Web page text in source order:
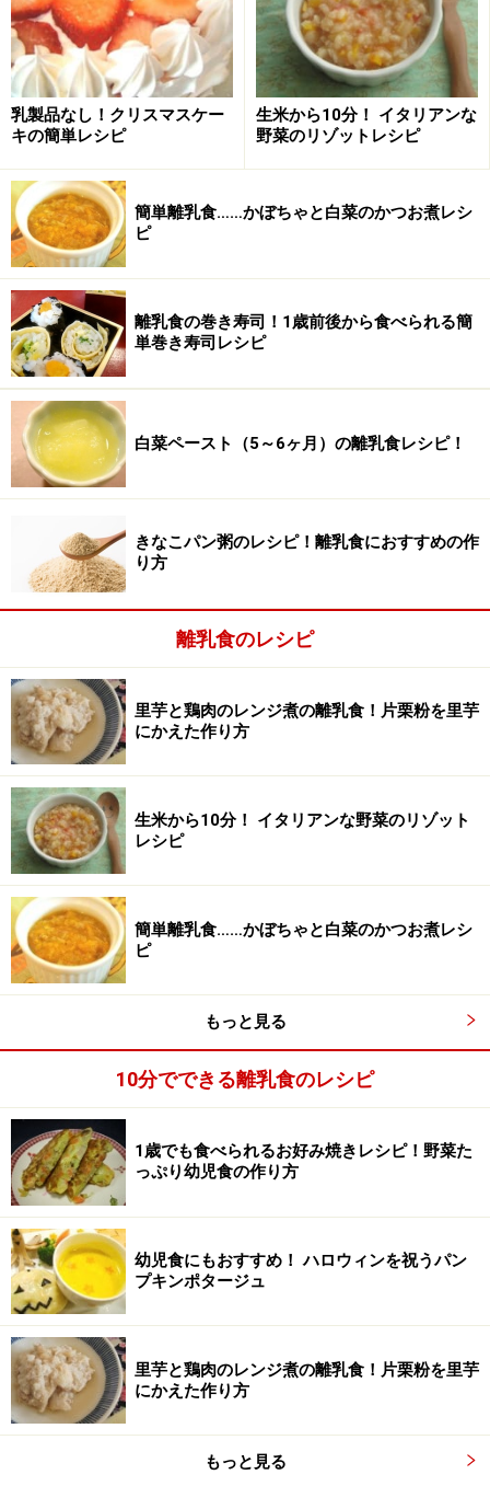
は洗っておきます。
白菜はこの時点で切ってもいいのですが、電子レンジ加
熱によりやわらかくなるのは葉を全部茹でた時かと感じ
たので、今回は加熱してから切ります。
電子レンジ用の耐熱調理容器にいれ、加熱する
材料すべてと水100mlを耐熱調理容器にいれます。かつ
お節は、写真ではわかりやすいように、まとめていれま
したが、散らすか、水に簡単に溶いてから一緒にいれま
す。
蓋をして電子レンジ（600W）で約2分加熱します。
3
白菜を小さく切ります
耐熱容器から、加熱された白菜をとりだし、みじん切り
にし、耐熱容器に戻します。
乳製品なし！クリスマスケー
キの簡単レシピ
生米から10分！ イタリアンな
野菜のリゾットレシピ
簡単離乳食……かぼちゃと白菜のかつお煮レシ
ピ
離乳食の巻き寿司！1歳前後から食べられる簡
単巻き寿司レシピ
白菜ペースト（5～6ヶ月）の離乳食レシピ！
きなこパン粥のレシピ！離乳食におすすめの作
り方
離乳食のレシピ
里芋と鶏肉のレンジ煮の離乳食！片栗粉を里芋
にかえた作り方
生米から10分！ イタリアンな野菜のリゾット
レシピ
簡単離乳食……かぼちゃと白菜のかつお煮レシ
ピ
もっと見る
10分でできる離乳食のレシピ
1歳でも食べられるお好み焼きレシピ！野菜た
っぷり幼児食の作り方
幼児食にもおすすめ！ ハロウィンを祝うパン
プキンポタージュ
里芋と鶏肉のレンジ煮の離乳食！片栗粉を里芋
にかえた作り方
もっと見る